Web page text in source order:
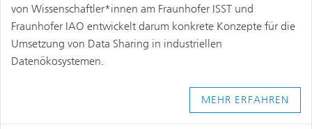
von Wissenschaftler*innen am Fraunhofer ISST und
Fraunhofer IAO entwickelt darum konkrete Konzepte für die
Umsetzung von Data Sharing in industriellen
Datenökosystemen.
MEHR ERFAHREN